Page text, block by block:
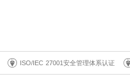
ISO/IEC 27001安全管理体系认证